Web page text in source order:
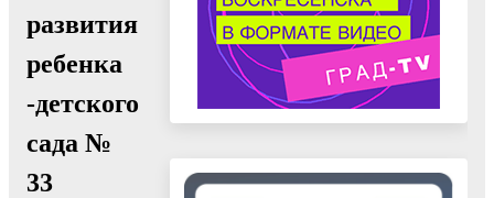
развития
ребенка
-детского
сада №
33